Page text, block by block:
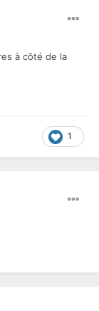
à côté de la
1